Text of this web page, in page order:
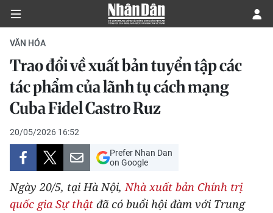
CHÍNH TRỊ
KINH TẾ
VĂN HÓA
XÃ HỘI
PHÁP LUẬT
VĂN HÓA
Trao đổi về xuất bản tuyển tập các
tác phẩm của lãnh tụ cách mạng
Cuba Fidel Castro Ruz
20/05/2026 16:52
Prefer Nhan Dan
on Google
Ngày 20/5, tại Hà Nội,Nhà xuất bản Chính trị
quốc gia Sự thật đã có buổi hội đàm với Trung